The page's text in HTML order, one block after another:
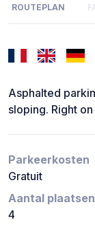
ROUTEPLAN
Asphalted
sloping. Right
Parkeerkosten
Gratuit
Aantal plaatsen
4